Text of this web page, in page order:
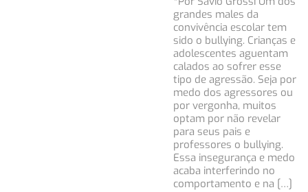
grandes males da
convivência escolar tem
sido o bullying. Crianças e
adolescentes aguentam
calados ao sofrer esse
tipo de agressão. Seja por
medo dos agressores ou
por vergonha, muitos
optam por não revelar
para seus pais e
professores o bullying.
Essa insegurança e medo
acaba interferindo no
comportamento e na […]